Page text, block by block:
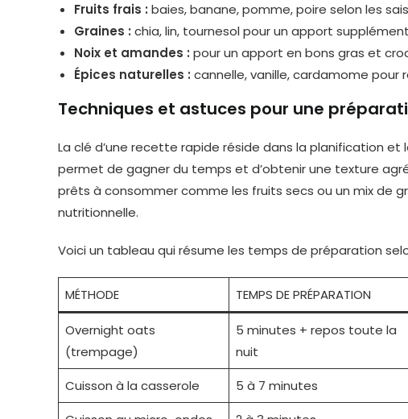
Fruits frais : baies, banane, pomme, poire selon les
Graines : chia, lin, tournesol pour un apport
Noix et amandes : pour un apport en bons gras et
Épices naturelles : cannelle, vanille, cardamome pour
Techniques et astuces pour une
La clé d’une recette rapide réside dans la planification et
permet de gagner du temps et d’obtenir une texture
prêts à consommer comme les fruits secs ou un mix de
nutritionnelle.
Voici un tableau qui résume les temps de préparation
MÉTHODE TEMPS DE PRÉPARATION
Overnight oats
(trempage)
5 minutes + repos toute la
nuit
Cuisson à la casserole
5 à 7 minutes